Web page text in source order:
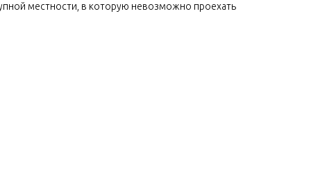
местности, в которую невозможно проехать